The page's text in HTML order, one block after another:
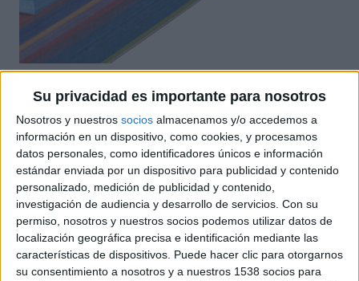
Su privacidad es importante para nosotros
Nosotros y nuestros socios almacenamos y/o accedemos a
información en un dispositivo, como cookies, y procesamos
datos personales, como identificadores únicos e información
estándar enviada por un dispositivo para publicidad y contenido
personalizado, medición de publicidad y contenido,
investigación de audiencia y desarrollo de servicios. Con su
permiso, nosotros y nuestros socios podemos utilizar datos de
localización geográfica precisa e identificación mediante las
características de dispositivos. Puede hacer clic para otorgarnos
su consentimiento a nosotros y a nuestros 1538 socios para
Facilidad para buscar y encontrar, una de las
características que debe poseer un catálogo es dar
facilidad al usuario para localizar los productos o
servicios, y una de las herramientas más usadas para
ello son usar separadores con pestañas o incluir
páginas con uñeros, ya sean redondos, rectos o
rectos con cantos interiores romos, sea cual sea su
forma serán valorados por el usuario.